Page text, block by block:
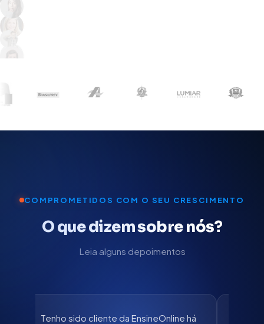
COMPROMETIDOS COM O SEU CRESCIMENTO
O que dizem sobre nós?
Leia alguns depoimentos
Tenho sido cliente da EnsineOnline há